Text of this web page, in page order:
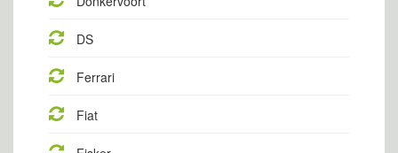
DS
Ferrari
Fiat